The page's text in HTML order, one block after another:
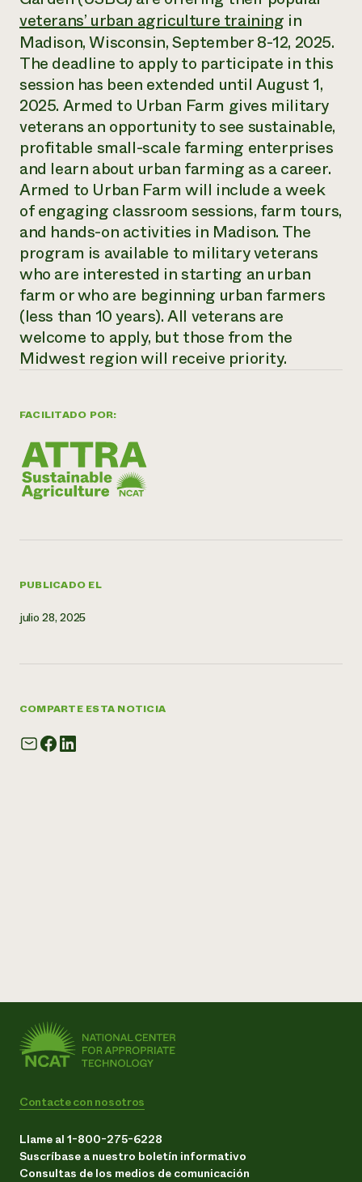
Informes anuales y financieros
Historias de impacto
Informe de
impacto 2024
LEER EL INFORME
Latinos en la agricultura
Sistemas alimentarios locales
Agricultura urbana
Las mujeres en la agricultura
Evento anual de reciclaje de productos electrónicos
Programa de descuentos de NorthWestern Energy
Servicios energéticos comerciales
Servicios energéticos residenciales
LIHEAP
Centro de intercambio de información AgriSolar
Blog
Podcasts
Publicaciones
Cursos cortos
Vídeos
Oportunidades de financiación
Noticias
Internship Hub
Buscar prácticas
Contratar a un becario
Asociaciones empresariales
Donar
Donaciones planificadas
Boletín
Consultas de los medios de comunicación
Todos
contribuyen a la
resiliencia de la
comunidad.
DONAR AHORA
FACILITADO POR:
PUBLICADO EL
julio 28, 2025
COMPARTE ESTA NOTICIA
veterans’ urban agriculture training in
Madison, Wisconsin, September 8-12, 2025.
The deadline to apply to participate in this
session has been extended until August 1,
2025. Armed to Urban Farm gives military
veterans an opportunity to see sustainable,
profitable small-scale farming enterprises
and learn about urban farming as a career.
Armed to Urban Farm will include a week
of engaging classroom sessions, farm tours,
and hands-on activities in Madison. The
program is available to military veterans
who are interested in starting an urban
farm or who are beginning urban farmers
(less than 10 years). All veterans are
welcome to apply, but those from the
Midwest region will receive priority.
Contacte con nosotros
Llame al 1-800-275-6228
Suscríbase a nuestro boletín informativo
Consultas de los medios de comunicación